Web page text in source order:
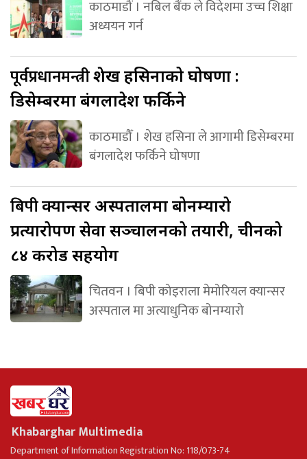
काठमाडौं । नबिल बैंक ले विदेशमा उच्च शिक्षा
अध्ययन गर्न
पूर्वप्रधानमन्त्रीशेख हसिनाको घोषणा :
डिसेम्बरमा बंगलादेश फर्किने
काठमाडौँ । शेख हसिना ले आगामी डिसेम्बरमा
बंगलादेश फर्किने घोषणा
बिपीक्यान्सर अस्पतालमा बोनम्यारो
प्रत्यारोपण सेवा सञ्चालनको तयारी, चीनको
८४ करोड सहयोग
चितवन । बिपी कोइराला मेमोरियल क्यान्सर
अस्पताल मा अत्याधुनिक बोनम्यारो
Khabarghar Multimedia
Department of Information Registration No: 118/073-74